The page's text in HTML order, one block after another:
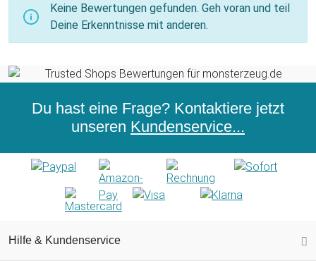
Keine Bewertungen gefunden. Geh voran und teil
Deine Erkenntnisse mit anderen.
Du hast eine Frage? Kontaktiere jetzt
unseren Kundenservice...
Hilfe & Kundenservice